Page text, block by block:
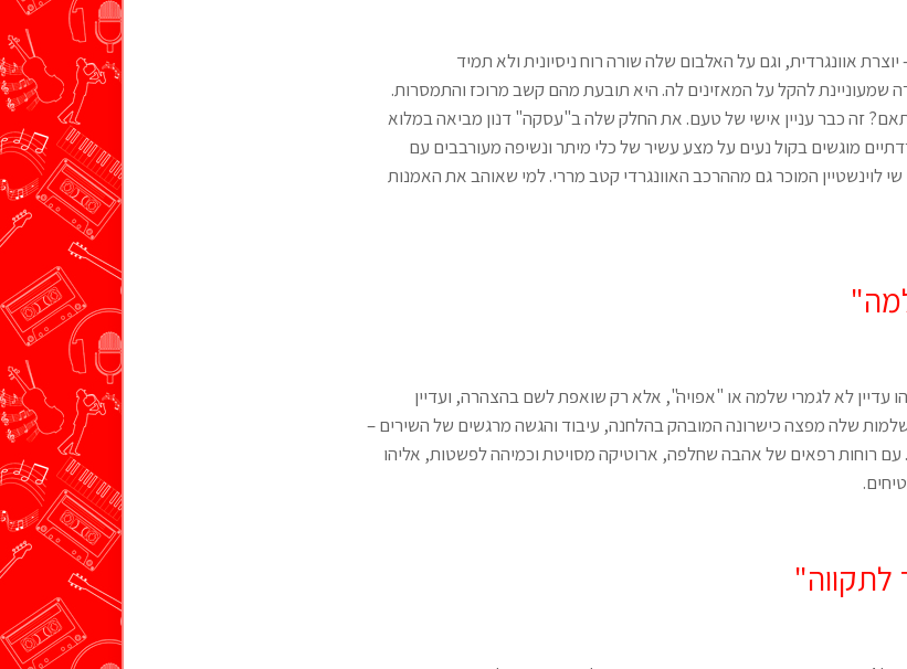
אוונגרדית, וגם על האלבום שלה שורה רוח ניסיונית ולא תמיד
שמעוניינת להקל על המאזינים לה. היא תובעת מהם קשב מרוכז והתמסרות.
זה כבר עניין אישי של טעם. את החלק שלה ב"עסקה" דנון מביאה במלוא
מוגשים בקול נעים על מצע עשיר של כלי מיתר ונשיפה מעורבבים עם
שי לוינשטיין המוכר גם מההרכב האוונגרדי קטב מררי. למי שאוהב את האמנות
עדיין לא לגמרי שלמה או "אפויה", אלא רק שואפת לשם בהצהרה, ועדיין
שלה מפצה כישרונה המובהק בהלחנה, עיבוד והגשה מרגשים של השירים –
עם רוחות רפאים של אהבה שחלפה, ארוטיקה מסויטת וכמיהה לפשטות, אליהו
לתקווה"